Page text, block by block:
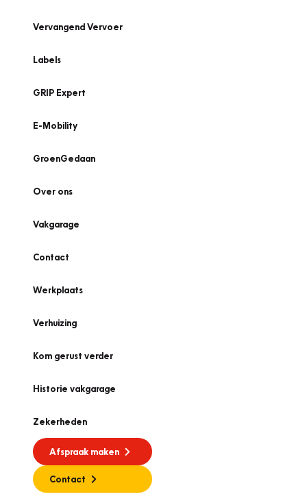
Vervangend Vervoer
Labels
GRIP Expert
E-Mobility
GroenGedaan
Over ons
Vakgarage
Contact
Werkplaats
Verhuizing
Kom gerust verder
Historie vakgarage
Zekerheden
Afspraak maken
Contact